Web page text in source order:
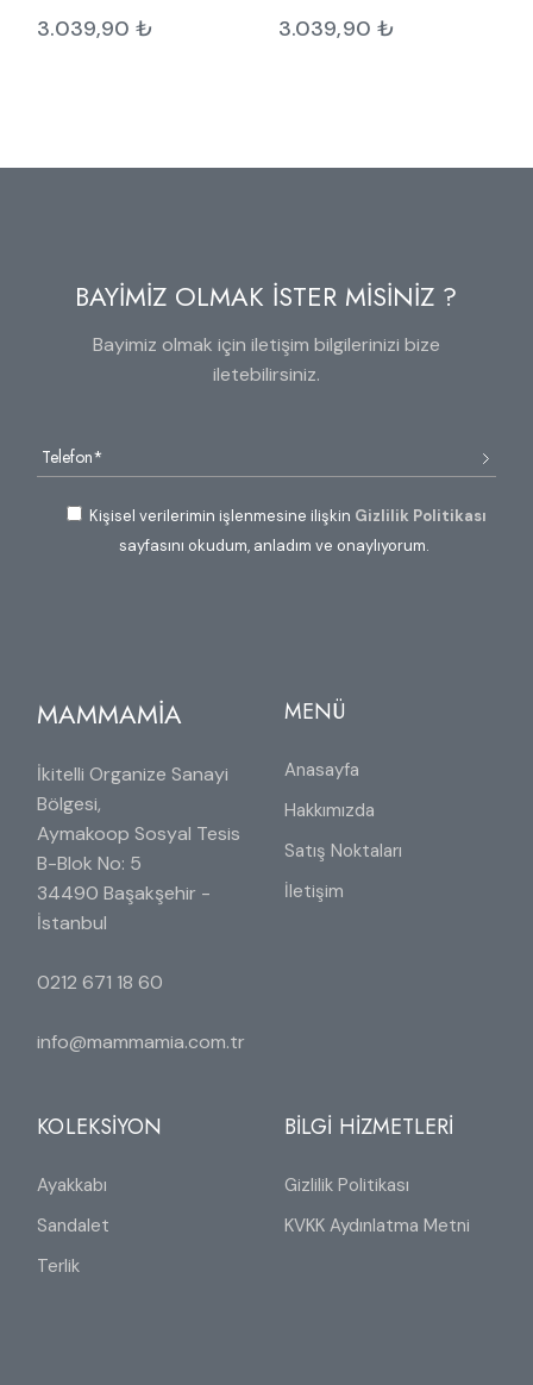
3.039,90₺ 3.039,90 ₺
BAYİMİZ OLMAK İSTER MİSİNİZ ?
Bayimiz olmak için iletişim bilgilerinizi bize
iletebilirsiniz.
Kişisel verilerimin işlenmesine ilişkin Gizlilik Politikası
sayfasını okudum, anladım ve onaylıyorum.
MAMMAMİA
İkitelli Organize Sanayi
Bölgesi,
Aymakoop Sosyal Tesis
B-Blok No: 5
34490 Başakşehir -
İstanbul
0212 671 18 60
info@mammamia.com.tr
MENÜ
Anasayfa
Hakkımızda
Satış Noktaları
İletişim
KOLEKSİYON
Ayakkabı
Sandalet
Terlik
BİLGİ HİZMETLERİ
Gizlilik Politikası
KVKK Aydınlatma Metni